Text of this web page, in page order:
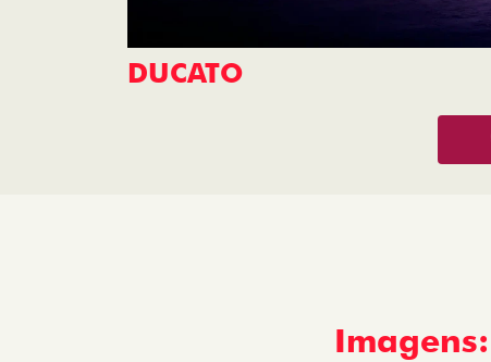
DUCATO
Imagens: